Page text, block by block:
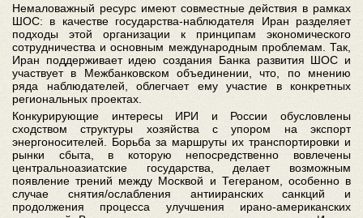
Немаловажный ресурс имеют совместные действия в рамках
ШОС: в качестве государства-наблюдателя Иран разделяет
подходы этой организации к принципам экономического
сотрудничества и основным международным проблемам. Так,
Иран поддерживает идею создания Банка развития ШОС и
участвует в Межбанковском объединении, что, по мнению
ряда наблюдателей, облегчает ему участие в конкретных
региональных проектах.
Конкурирующие интересы ИРИ и России обусловлены
сходством структуры хозяйства с упором на экспорт
энергоносителей. Борьба за маршруты их транспортировки и
рынки сбыта, в которую непосредственно вовлечены
центральноазиатские государства, делает возможным
появление трений между Москвой и Тегераном, особенно в
случае снятия/ослабления антииранских санкций и
продолжения процесса улучшения ирано-американских